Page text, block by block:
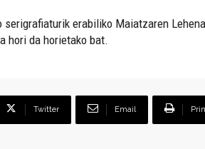
erabiliko Maiatzaren
hori da horietako bat.
Twitter Email